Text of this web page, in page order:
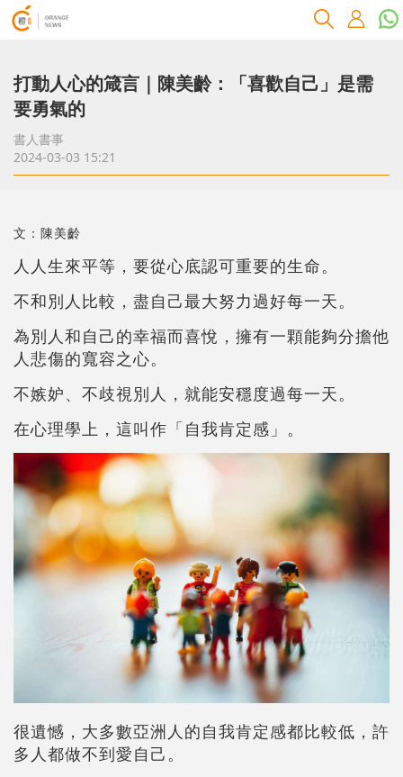
打動人心的箴言｜陳美齡：「喜歡自己」是需
要勇氣的
書人書事
2024-03-03 15:21
文：陳美齡
人人生來平等，要從心底認可重要的生命。
不和別人比較，盡自己最大努力過好每一天。
為別人和自己的幸福而喜悅，擁有一顆能夠分擔他
人悲傷的寬容之心。
不嫉妒、不歧視別人，就能安穩度過每一天。
在心理學上，這叫作「自我肯定感」。
很遺憾，大多數亞洲人的自我肯定感都比較低，許
多人都做不到愛自己。